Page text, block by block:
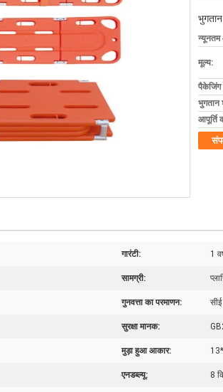
भुगतान
न्यूनतम
मूल्य:
पैकेजिंग
भुगतान
आपूर्ति
गारंटी: 1
सामग्री:
गुनवत्ता का परमाणन: सीई
सुरक्षा मानक:
मुड़ा हुआ आकार:
एनडब्ल्यू: 8